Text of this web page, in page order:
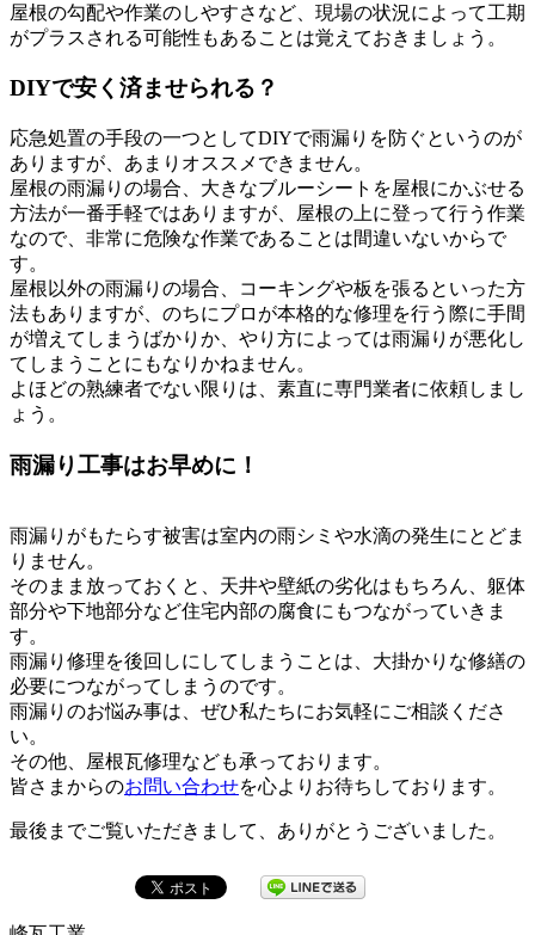
屋根の勾配や作業のしやすさなど、現場の状況によって工期
がプラスされる可能性もあることは覚えておきましょう。
DIYで安く済ませられる？
応急処置の手段の一つとしてDIYで雨漏りを防ぐというのが
ありますが、あまりオススメできません。
屋根の雨漏りの場合、大きなブルーシートを屋根にかぶせる
方法が一番手軽ではありますが、屋根の上に登って行う作業
なので、非常に危険な作業であることは間違いないからで
す。
屋根以外の雨漏りの場合、コーキングや板を張るといった方
法もありますが、のちにプロが本格的な修理を行う際に手間
が増えてしまうばかりか、やり方によっては雨漏りが悪化し
てしまうことにもなりかねません。
よほどの熟練者でない限りは、素直に専門業者に依頼しまし
ょう。
雨漏り工事はお早めに！
雨漏りがもたらす被害は室内の雨シミや水滴の発生にとどま
りません。
そのまま放っておくと、天井や壁紙の劣化はもちろん、躯体
部分や下地部分など住宅内部の腐食にもつながっていきま
す。
雨漏り修理を後回しにしてしまうことは、大掛かりな修繕の
必要につながってしまうのです。
雨漏りのお悩み事は、ぜひ私たちにお気軽にご相談くださ
い。
その他、屋根瓦修理なども承っております。
皆さまからのお問い合わせを心よりお待ちしております。
最後までご覧いただきまして、ありがとうございました。